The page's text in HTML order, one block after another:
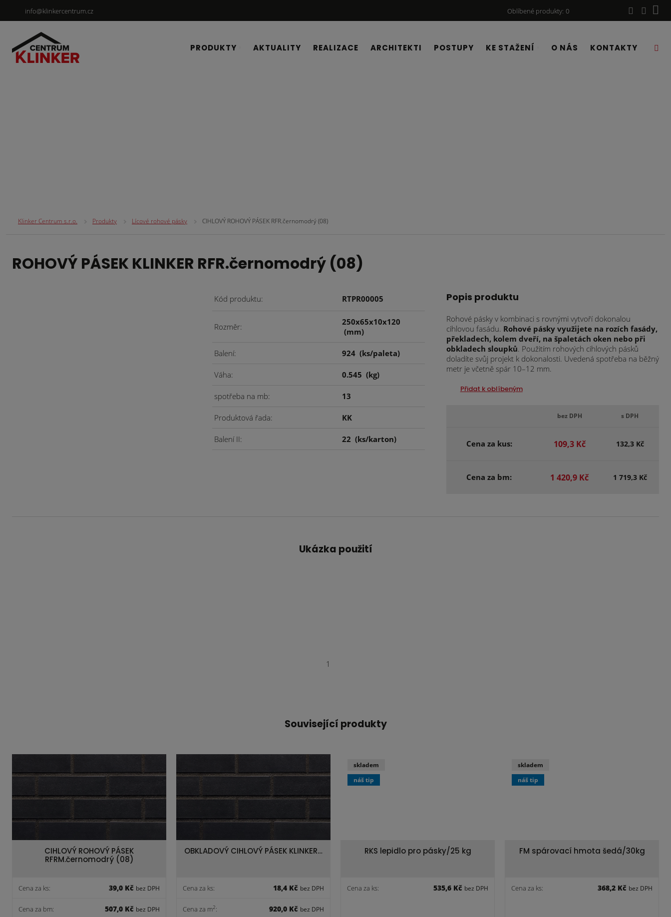
info@klinkercentrum.cz Oblíbené produkty 0
PRODUKTY AKTUALITY REALIZACE ARCHITEKTI POSTUPY KE STAŽENÍ O NÁS KONTAKTY
Klinker Centrum s.r.o. Produkty Lícové rohové pásky CIHLOVÝ ROHOVÝ PÁSEK RFR.černomodrý (08)
ROHOVÝ PÁSEK KLINKER RFR.černomodrý (08)
Kód produktu RTPR00005
Rozměr
250x65x10x120
(mm)
Balení 924(ks/paleta)
Váha 0.545(kg)
spotřeba na mb 13
Produktová řada KK
Balení II 22(ks/karton)
Popis produktu
Rohové pásky v kombinaci s rovnými vytvoří dokonalou
cihlovou fasádu. Rohové pásky využijete na rozích fasády,
překladech, kolem dveří, na špaletách oken nebo při
obkladech sloupků. Použitím rohových cihlových pásků
doladíte svůj projekt k dokonalosti. Uvedená spotřeba na běžný
metr je včetně spár 10–12 mm.
Přidat k oblíbeným
bez DPH s DPH
Cena za kus: 109,3 Kč 132,3 Kč
Cena za bm: 1 420,9 Kč 1 719,3 Kč
Ukázka použití
1
Související produkty
CIHLOVÝ ROHOVÝ PÁSEK
RFRM.černomodrý (08)
Cena za ks: 39,0 Kč bez DPH
Cena za bm: 507,0 Kč bez DPH
OBKLADOVÝ CIHLOVÝ PÁSEK KLINKER…
Cena za ks: 18,4 Kč bez DPH
Cena za m2: 920,0 Kč bez DPH
RKS lepidlo pro pásky/25 kg
Cena za ks: 535,6 Kč bez DPH
skladem
náš tip
FM spárovací hmota šedá/30kg
Cena za ks: 368,2 Kč bez DPH
skladem
náš tip